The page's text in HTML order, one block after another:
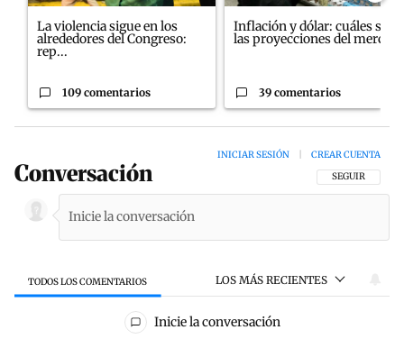
La violencia sigue en los
alrededores del Congreso:
rep...
109 comentarios
Inflación y dólar: cuáles son
las proyecciones del merc...
39 comentarios
Conversación SIGA ESTA
SEGUIR
INICIAR SESIÓN CREAR CUENTA
TODOS LOS COMENTARIOS LOS MÁS RECIENTES
Todos los comentarios
Inicie la conversación